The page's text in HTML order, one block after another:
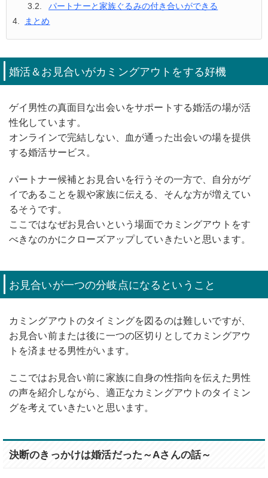
パートナーと家族ぐるみの付き合いができる
まとめ
婚活＆お見合いがカミングアウトをする好機
ゲイ男性の真面目な出会いをサポートする婚活の場が活
性化しています。
オンラインで完結しない、血が通った出会いの場を提供
する婚活サービス。
パートナー候補とお見合いを行うその一方で、自分がゲ
イであることを親や家族に伝える、そんな方が増えてい
るそうです。
ここではなぜお見合いという場面でカミングアウトをす
べきなのかにクローズアップしていきたいと思います。
お見合いが一つの分岐点になるということ
カミングアウトのタイミングを図るのは難しいですが、
お見合い前または後に一つの区切りとしてカミングアウ
トを済ませる男性がいます。
ここではお見合い前に家族に自身の性指向を伝えた男性
の声を紹介しながら、適正なカミングアウトのタイミン
グを考えていきたいと思います。
決断のきっかけは婚活だった～Aさんの話～